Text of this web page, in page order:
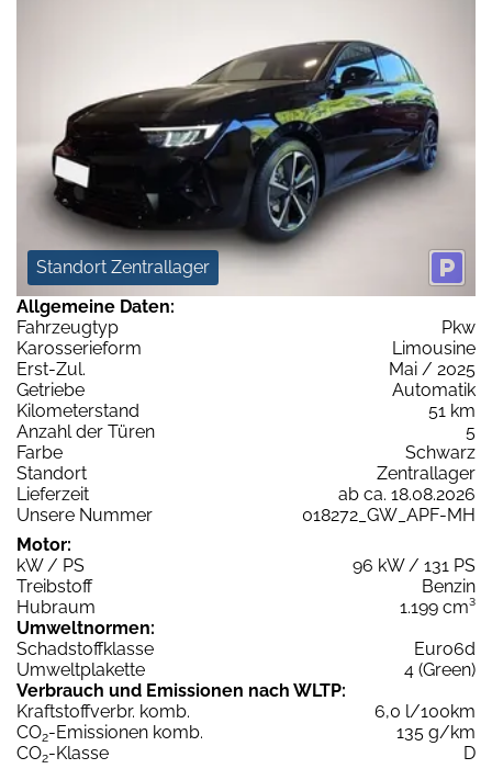
Standort Zentrallager
Allgemeine Daten:
Fahrzeugtyp
Pkw
Karosserieform
Limousine
Erst-Zul.
Mai / 2025
Getriebe
Automatik
Kilometerstand
51 km
Anzahl der Türen
5
Farbe
Schwarz
Standort
Zentrallager
Lieferzeit
ab ca. 18.08.2026
Unsere Nummer
018272_GW_APF-MH
Motor:
kW / PS
96 kW / 131 PS
Treibstoff
Benzin
Hubraum
1.199 cm³
Umweltnormen:
Schadstoffklasse
Euro6d
Umweltplakette
4 (Green)
Verbrauch und Emissionen nach WLTP:
Kraftstoffverbr. komb.
6,0 l/100km
CO2-Emissionen komb.
135 g/km
CO2-Klasse
D